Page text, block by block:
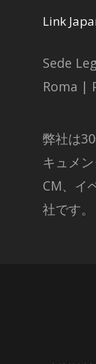
Link
Sede
Roma |
弊社は
キュメン
CM、イ
社です。